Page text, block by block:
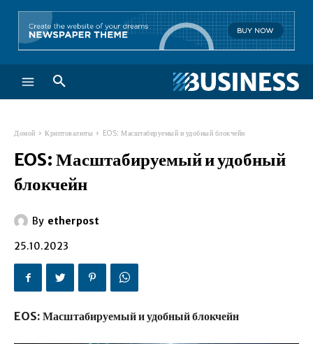
Домой Криптовалюты EOS: Масштабируемый и удобный блокчейн
EOS: Масштабируемый и удобный
блокчейн
By etherpost
25.10.2023
EOS: Масштабируемый и удобный блокчейн